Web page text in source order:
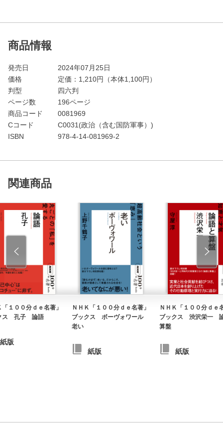
商品情報
発売日
2024年07月25日
価格
定価： 1,210円（本体1,100円）
判型
四六判
ページ数
196ページ
商品コード
0081969
Cコード
C0031(政治（含む国防軍事）)
ISBN
978-4-14-081969-2
関連商品
１００分ｄｅ名著」
ス 孔子 論語
紙版
ＮＨＫ「１００分ｄｅ名著」
ブックス ボーヴォワール
老い
紙版
ＮＨＫ「１００分ｄｅ
ブックス 渋沢栄一
算盤
紙版